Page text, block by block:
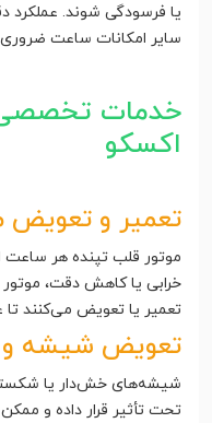
یا فرسودگی شوند. عملکرد
سایر امکانات ساعت
خدمات
اکسکو
تعمیر و تعویض
موتور قلب تپنده هر
خرابی یا کاهش دقت، موتور
تعمیر یا تعویض می‌کنند تا
تعویض شیشه و
شیشه‌های خش‌دار یا
تحت تأثیر قرار داده و